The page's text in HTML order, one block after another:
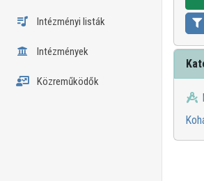
Intézményi listák
Intézmények
Közreműködők